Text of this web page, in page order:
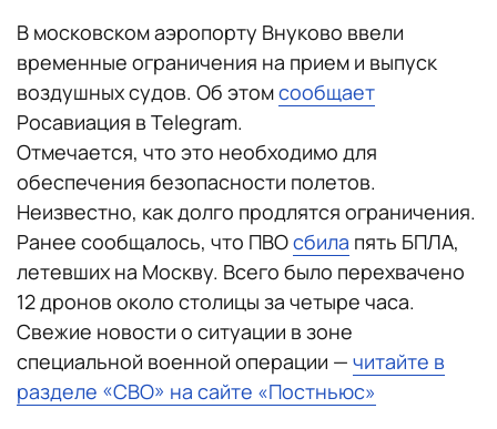
В московском аэропорту Внуково ввели
временные ограничения на прием и выпуск
воздушных судов. Об этомсообщает
Росавиация в Telegram.
Отмечается, что это необходимо для
обеспечения безопасности полетов.
Неизвестно, как долго продлятся ограничения.
Ранее сообщалось, что ПВОсбила пять БПЛА,
летевших на Москву. Всего было перехвачено
12 дронов около столицы за четыре часа.
Свежие новости о ситуации в зоне
специальной военной операции — читайте в
разделе «СВО» на сайте «Постньюс»